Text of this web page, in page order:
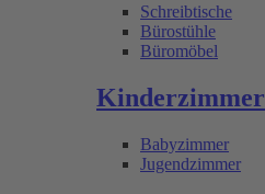
Schreibtische
Bürostühle
Büromöbel
Kinderzimmer
Babyzimmer
Jugendzimmer